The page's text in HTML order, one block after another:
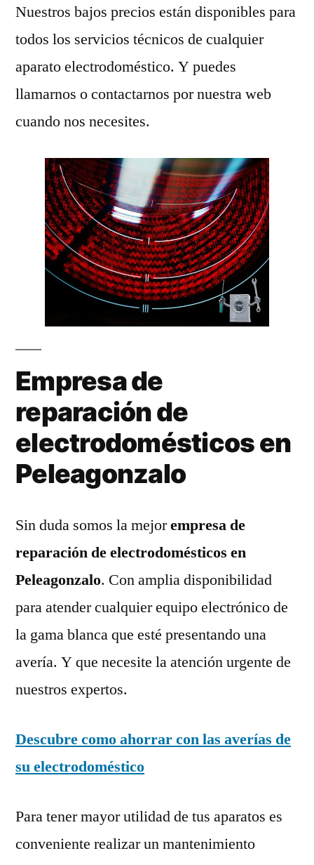
Nuestros bajos precios están disponibles para
todos los servicios técnicos de cualquier
aparato electrodoméstico. Y puedes
llamarnos o contactarnos por nuestra web
cuando nos necesites.
Empresa de
reparación de
electrodomésticos en
Peleagonzalo
Sin duda somos la mejorempresa de
reparación de electrodomésticos en
Peleagonzalo. Con amplia disponibilidad
para atender cualquier equipo electrónico de
la gama blanca que esté presentando una
avería. Y que necesite la atención urgente de
nuestros expertos.
Descubre como ahorrar con las averías de
su electrodoméstico
Para tener mayor utilidad de tus aparatos es
conveniente realizar un mantenimiento